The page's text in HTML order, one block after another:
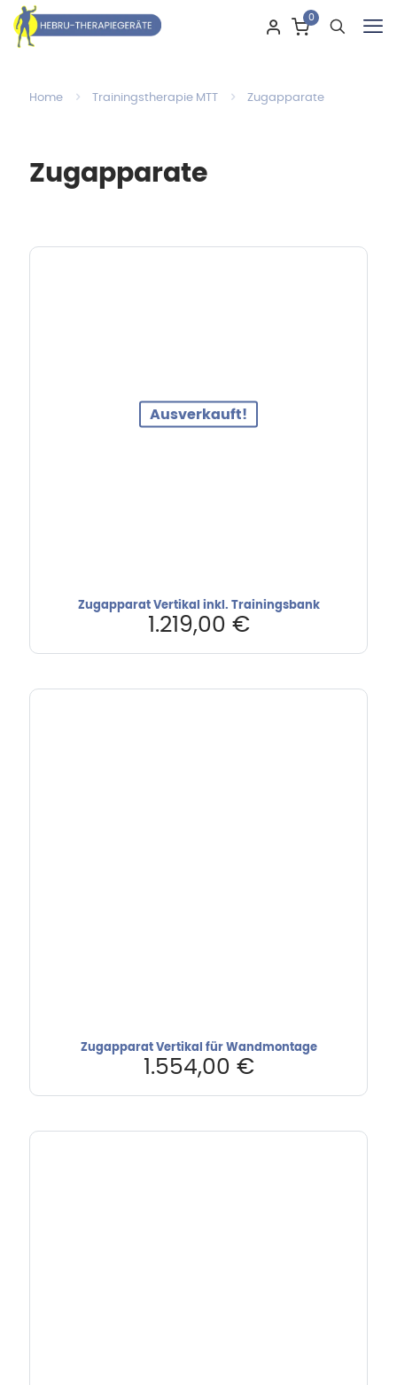
0
Home Trainingstherapie MTT Zugapparate
Zugapparate
Ausverkauft!
Zugapparat Vertikal inkl. Trainingsbank
1.219,00 €
Zugapparat Vertikal für Wandmontage
1.554,00 €